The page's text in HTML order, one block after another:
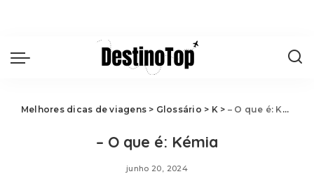
Melhores dicas de viagens > Glossário > K> – O que é: Kémia
– O que é: Kémia
junho 20, 2024